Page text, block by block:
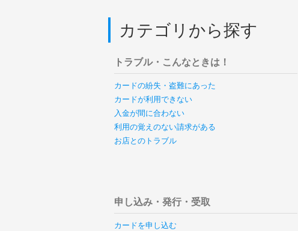
カテゴリから探す
トラブル・こんなときは！
カードの紛失・盗難にあった
カードが利用できない
入金が間に合わない
利用の覚えのない請求がある
お店とのトラブル
申し込み・発行・受取
カードを申し込む